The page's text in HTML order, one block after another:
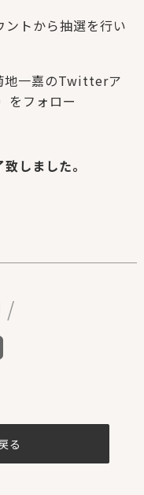
トから抽選を行い
地一嘉のTwitterア
をフォロー
しました。
/
る